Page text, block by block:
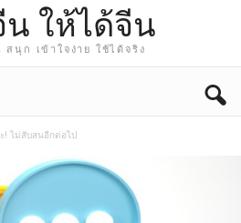
น ให้ได้จีน
สนุก เข้าใจง่าย ใช้ได้จริง
! ไม่สับสนอีกต่อไป